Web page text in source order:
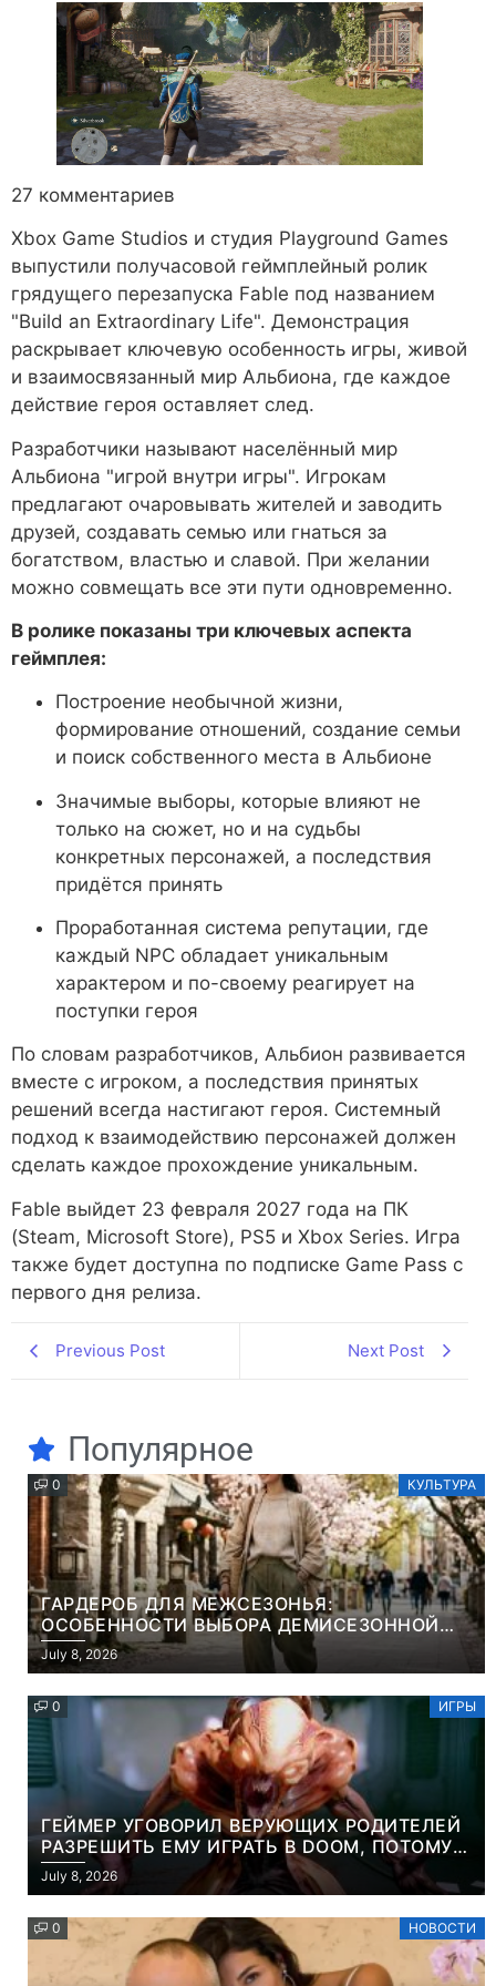
27 комментариев
Xbox Game Studios и студия Playground Games
выпустили получасовой геймплейный ролик
грядущего перезапуска Fable под названием
"Build an Extraordinary Life". Демонстрация
раскрывает ключевую особенность игры, живой
и взаимосвязанный мир Альбиона, где каждое
действие героя оставляет след.
Разработчики называют населённый мир
Альбиона "игрой внутри игры". Игрокам
предлагают очаровывать жителей и заводить
друзей, создавать семью или гнаться за
богатством, властью и славой. При желании
можно совмещать все эти пути одновременно.
В ролике показаны три ключевых аспекта
геймплея:
Построение необычной жизни,
формирование отношений, создание семьи
и поиск собственного места в Альбионе
Значимые выборы, которые влияют не
только на сюжет, но и на судьбы
конкретных персонажей, а последствия
придётся принять
Проработанная система репутации, где
каждый NPC обладает уникальным
характером и по-своему реагирует на
поступки героя
По словам разработчиков, Альбион развивается
вместе с игроком, а последствия принятых
решений всегда настигают героя. Системный
подход к взаимодействию персонажей должен
сделать каждое прохождение уникальным.
Fable выйдет 23 февраля 2027 года на ПК
(Steam, Microsoft Store), PS5 и Xbox Series. Игра
также будет доступна по подписке Game Pass с
первого дня релиза.
Previous Post Next Post
Популярное
0 КУЛЬТУРА
ГАРДЕРОБ ДЛЯ МЕЖСЕЗОНЬЯ:
ОСОБЕННОСТИ ВЫБОРА ДЕМИСЕЗОННОЙ
ПАРКИ И ЭЛЕГАНТНОГО ЖЕНСКОГО ПЛАЩА
July 8, 2026
0 ИГРЫ
ГЕЙМЕР УГОВОРИЛ ВЕРУЮЩИХ РОДИТЕЛЕЙ
РАЗРЕШИТЬ ЕМУ ИГРАТЬ В DOOM, ПОТОМУ
ЧТО ЭТО ХРИСТИАНСКАЯ ИГРА ПРО
УБИЙСТВО ДЕМОНОВ
July 8, 2026
0 НОВОСТИ